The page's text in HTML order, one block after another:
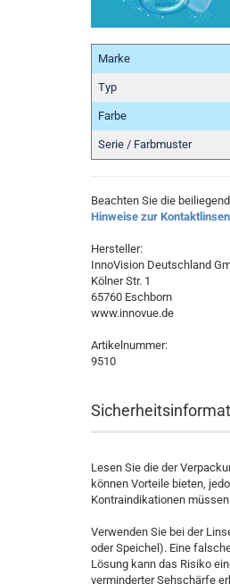
Marke
Typ
Farbe
Serie / Farbmuster
Beachten Sie die
Hinweise zur
Hersteller:
InnoVision Deutschland
Kölner Str. 1
65760 Eschborn
www.innovue.de
Artikelnummer:
9510
Lesen Sie die der
können Vorteile bieten,
Kontraindikationen
Verwenden Sie bei der
oder Speichel). Eine
Lösung kann das Risiko
verminderter Sehschärfe